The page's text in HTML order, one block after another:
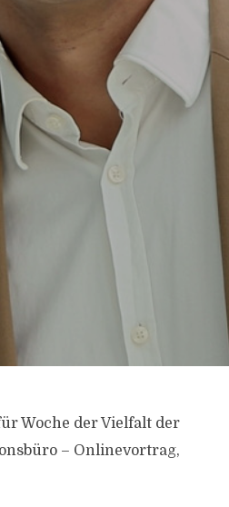
Woche der Vielfalt der
– Onlinevortrag,